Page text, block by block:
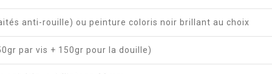
anti-rouille) ou peinture coloris noir brillant au choix
par vis + 150gr pour la douille)